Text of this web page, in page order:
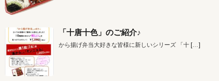
「十唐十色」のご紹介♪
から揚げ弁当大好きな皆様に新しいシリーズ 「十 […]